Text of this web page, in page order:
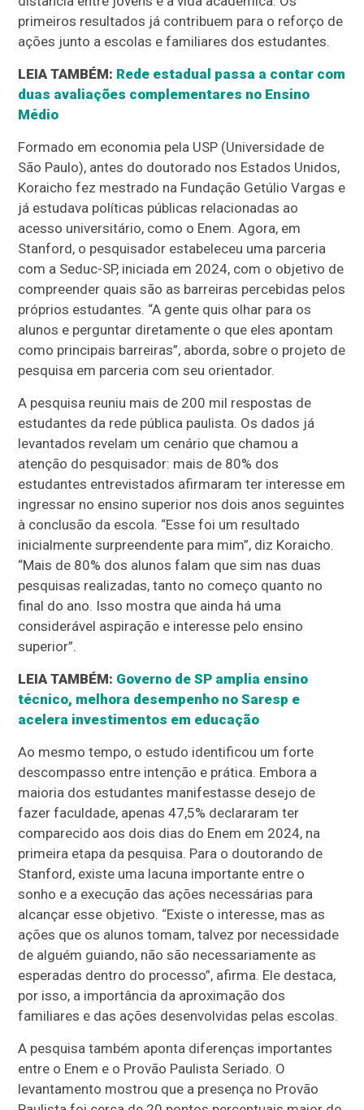
primeiros resultados já contribuem para o reforço de
ações junto a escolas e familiares dos estudantes.
LEIA TAMBÉM: Rede estadual passa a contar com
duas avaliações complementares no Ensino
Médio
Formado em economia pela USP (Universidade de
São Paulo), antes do doutorado nos Estados Unidos,
Koraicho fez mestrado na Fundação Getúlio Vargas e
já estudava políticas públicas relacionadas ao
acesso universitário, como o Enem. Agora, em
Stanford, o pesquisador estabeleceu uma parceria
com a Seduc-SP, iniciada em 2024, com o objetivo de
compreender quais são as barreiras percebidas pelos
próprios estudantes. “A gente quis olhar para os
alunos e perguntar diretamente o que eles apontam
como principais barreiras”, aborda, sobre o projeto de
pesquisa em parceria com seu orientador.
A pesquisa reuniu mais de 200 mil respostas de
estudantes da rede pública paulista. Os dados já
levantados revelam um cenário que chamou a
atenção do pesquisador: mais de 80% dos
estudantes entrevistados afirmaram ter interesse em
ingressar no ensino superior nos dois anos seguintes
à conclusão da escola. “Esse foi um resultado
inicialmente surpreendente para mim”, diz Koraicho.
“Mais de 80% dos alunos falam que sim nas duas
pesquisas realizadas, tanto no começo quanto no
final do ano. Isso mostra que ainda há uma
considerável aspiração e interesse pelo ensino
superior”.
LEIA TAMBÉM: Governo de SP amplia ensino
técnico, melhora desempenho no Saresp e
acelera investimentos em educação
Ao mesmo tempo, o estudo identificou um forte
descompasso entre intenção e prática. Embora a
maioria dos estudantes manifestasse desejo de
fazer faculdade, apenas 47,5% declararam ter
comparecido aos dois dias do Enem em 2024, na
primeira etapa da pesquisa. Para o doutorando de
Stanford, existe uma lacuna importante entre o
sonho e a execução das ações necessárias para
alcançar esse objetivo. “Existe o interesse, mas as
ações que os alunos tomam, talvez por necessidade
de alguém guiando, não são necessariamente as
esperadas dentro do processo”, afirma. Ele destaca,
por isso, a importância da aproximação dos
familiares e das ações desenvolvidas pelas escolas.
A pesquisa também aponta diferenças importantes
entre o Enem e o Provão Paulista Seriado. O
levantamento mostrou que a presença no Provão